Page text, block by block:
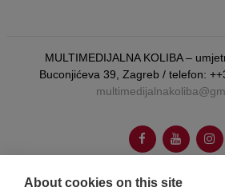
MULTIMEDIJALNA KOLIBA –
Buconjićeva 39, Zagreb / telefon:
About cookies on this site